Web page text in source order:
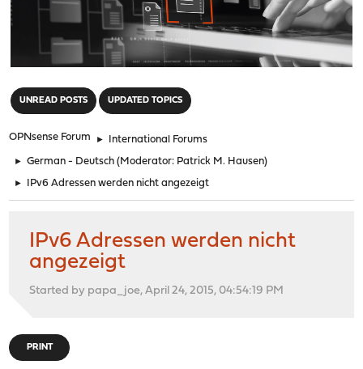
UNREAD POSTS UPDATED TOPICS
OPNsense Forum ► International Forums
► German - Deutsch (Moderator: Patrick M. Hausen)
► IPv6 Adressen werden nicht angezeigt
IPv6 Adressen werden nicht
angezeigt
Started by papa_joe, April 24, 2015, 04:54:19 PM
PRINT